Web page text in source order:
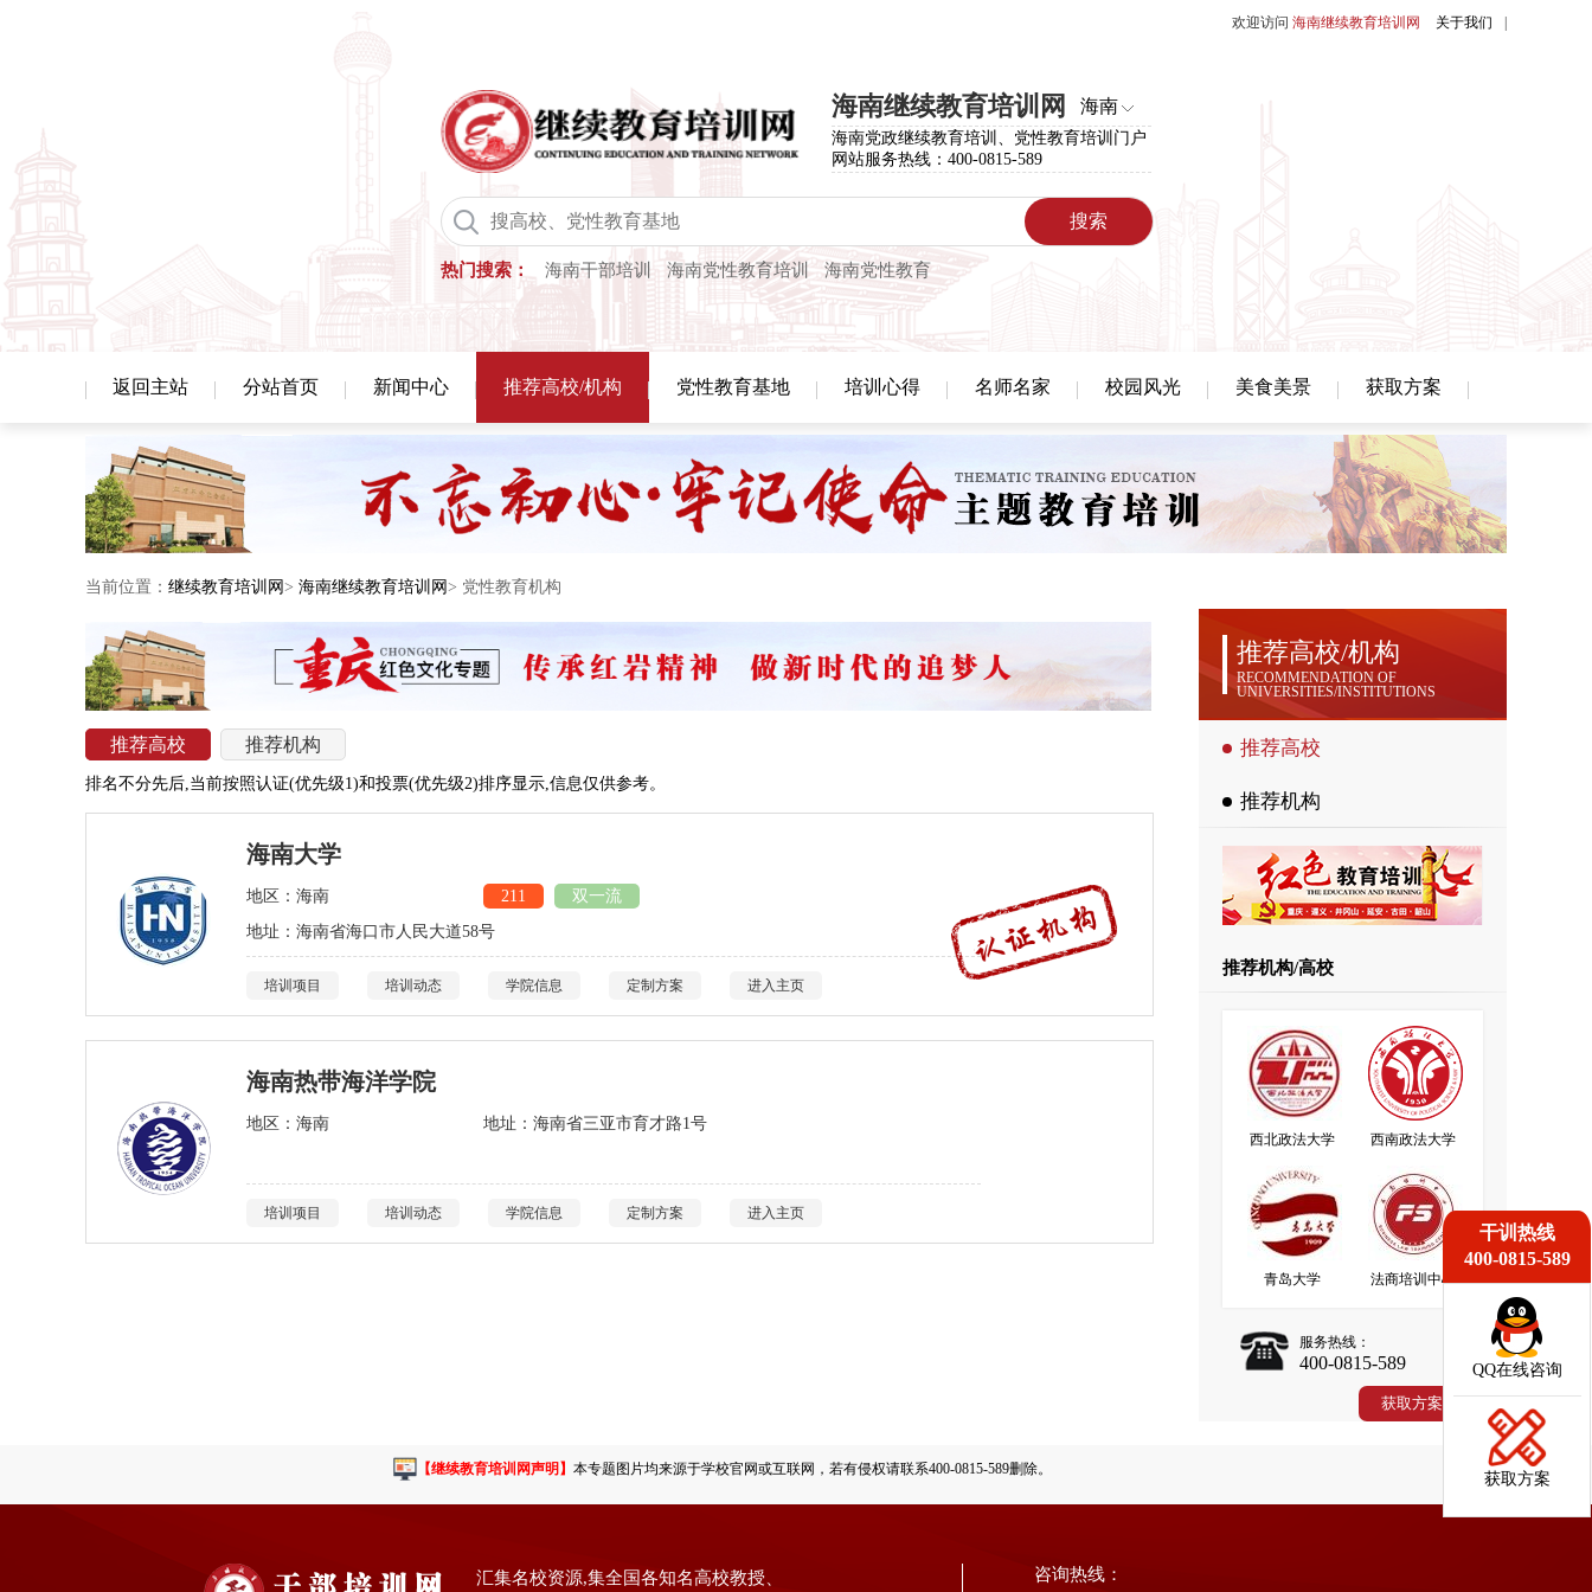
欢迎访问 海南继续教育培训网 关于我们
海南继续教育培训网
海南党政继续教育培训、党性教育培训门户
网站服务热线：400-0815-589
海南
热门搜索： 海南干部培训 海南党性教育培训 海南党性教育
返回主站 分站首页 新闻中心 推荐高校/机构 党性教育基地 培训心得 名师名家 校园风光 美食美景 获取方案
当前位置： 继续教育培训网 > 海南继续教育培训网 > 党性教育机构
推荐高校 推荐机构
排名不分先后,当前按照认证(优先级1)和投票(优先级2)排序显示,信息仅供参考。
海南大学
地区：海南 211
双一流
地址：海南省海口市人民大道58号
培训项目 培训动态 学院信息 定制方案 进入主页
海南热带海洋学院
地区：海南 地址：海南省三亚市育才路1号
培训项目 培训动态 学院信息 定制方案 进入主页
推荐高校/机构
RECOMMENDATION OF
UNIVERSITIES/INSTITUTIONS
推荐高校
推荐机构
推荐机构/高校
西北政法大学 西南政法大学
青岛大学 法商培训中心
服务热线：
400-0815-589
【继续教育培训网声明】 本专题图片均来源于学校官网或互联网，若有侵权请联系400-0815-589删除。
汇集名校资源,集全国各知名高校教授、 咨询热线：
干训热线
400-0815-589
QQ在线咨询
获取方案